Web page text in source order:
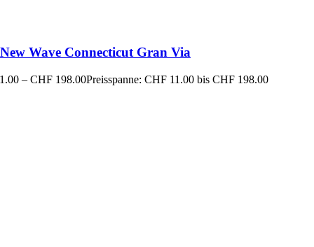
Wave Connecticut Gran Via
– CHF 198.00Preisspanne: CHF 11.00 bis CHF 198.00